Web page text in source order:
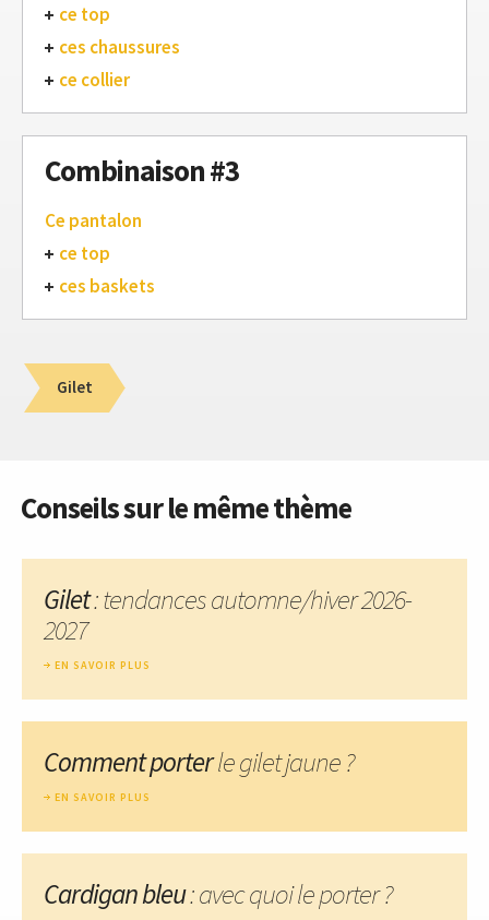
ce top
ces chaussures
ce collier
Combinaison #3
Ce pantalon
ce top
ces baskets
Gilet
Conseils sur le même thème
Gilet: tendances automne/hiver 2026-
2027
EN SAVOIR PLUS
Comment porterle gilet jaune ?
EN SAVOIR PLUS
Cardigan bleu: avec quoi le porter ?